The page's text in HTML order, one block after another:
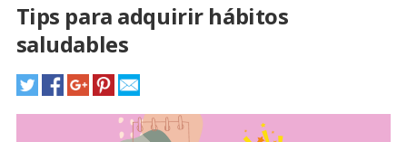
Tips para adquirir hábitos
saludables